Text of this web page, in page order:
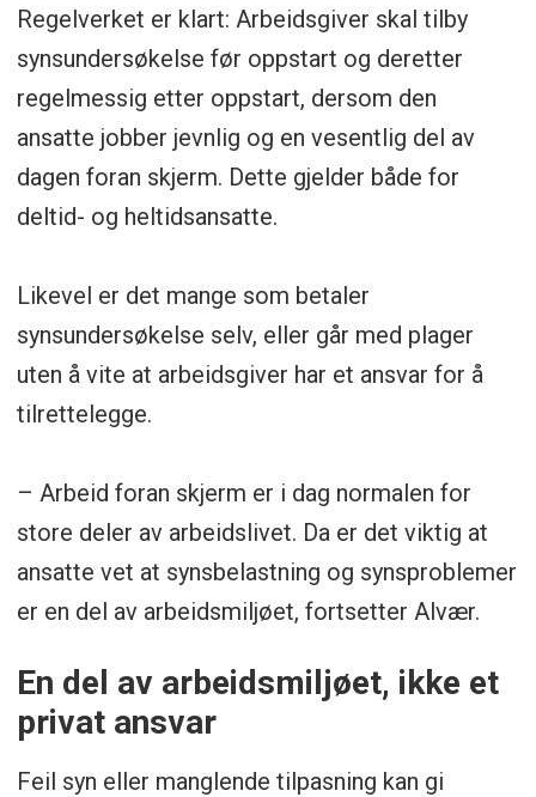
Regelverket er klart: Arbeidsgiver skal tilby
synsundersøkelse før oppstart og deretter
regelmessig etter oppstart, dersom den
ansatte jobber jevnlig og en vesentlig del av
dagen foran skjerm. Dette gjelder både for
deltid- og heltidsansatte.
Likevel er det mange som betaler
synsundersøkelse selv, eller går med plager
uten å vite at arbeidsgiver har et ansvar for å
tilrettelegge.
– Arbeid foran skjerm er i dag normalen for
store deler av arbeidslivet. Da er det viktig at
ansatte vet at synsbelastning og synsproblemer
er en del av arbeidsmiljøet, fortsetter Alvær.
En del av arbeidsmiljøet, ikke et
privat ansvar
Feil syn eller manglende tilpasning kan gi